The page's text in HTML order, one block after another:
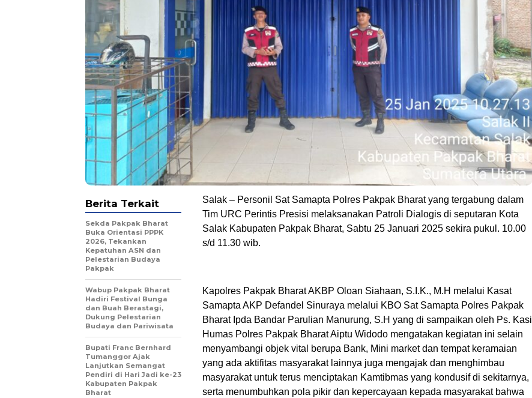
Salak – Personil Sat Samapta Polres Pakpak Bharat yang tergabung dalam
Tim URC Perintis Presisi melaksanakan Patroli Dialogis di seputaran Kota
Salak Kabupaten Pakpak Bharat, Sabtu 25 Januari 2025 sekira pukul. 10.00
s/d 11.30 wib.
Kapolres Pakpak Bharat AKBP Oloan Siahaan, S.I.K., M.H melalui Kasat
Samapta AKP Defandel Sinuraya melalui KBO Sat Samapta Polres Pakpak
Bharat Ipda Bandar Parulian Manurung, S.H yang di sampaikan oleh Ps. Kasi
Humas Polres Pakpak Bharat Aiptu Widodo mengatakan kegiatan ini selain
menyambangi objek vital berupa Bank, Mini market dan tempat keramaian
yang ada aktifitas masyarakat lainnya juga mengajak dan menghimbau
masyarakat untuk terus menciptakan Kamtibmas yang kondusif di sekitarnya,
serta menumbuhkan pola pikir dan kepercayaan kepada masyarakat bahwa
Berita Terkait
Sekda Pakpak Bharat
Buka Orientasi PPPK
2026, Tekankan
Kepatuhan ASN dan
Pelestarian Budaya
Pakpak
Wabup Pakpak Bharat
Hadiri Festival Bunga
dan Buah Berastagi,
Dukung Pelestarian
Budaya dan Pariwisata
Bupati Franc Bernhard
Tumanggor Ajak
Lanjutkan Semangat
Pendiri di Hari Jadi ke-23
Kabupaten Pakpak
Bharat